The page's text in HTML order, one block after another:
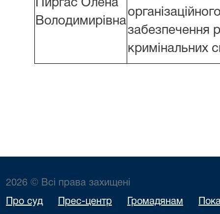
Пиргас Олена
Володимирівна
забезпечення
кримінальних
2026 © Всі права захищені
Про суд Прес-центр Громадянам